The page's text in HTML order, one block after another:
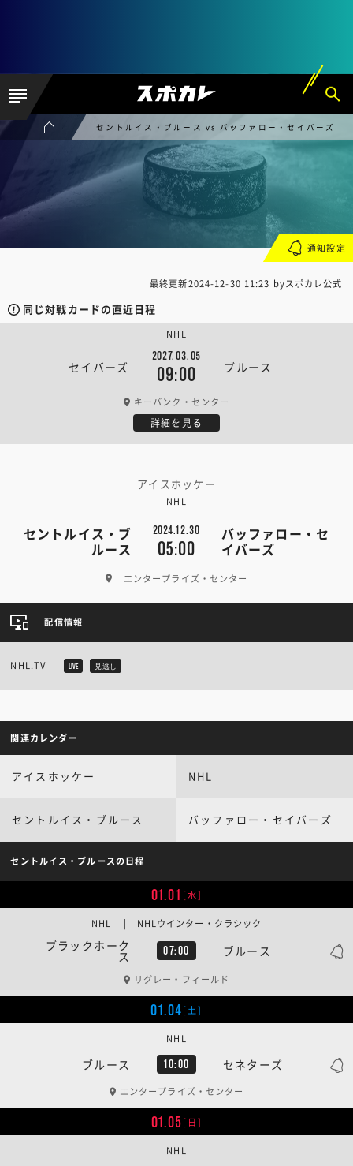
セントルイス・ブルース vs バッファロー・セイバーズ
最終更新2024-12-30 11:23 byスポカレ公式
同じ対戦カードの直近日程
セイバーズ
2027.03.05
09:00 ブルース
NHL
キーバンク・センター
詳細を見る
アイスホッケー
NHL
セントルイス・ブ
ルース
2024.12.30
05:00
バッファロー・セ
イバーズ
エンタープライズ・センター
通知設定
配信情報
NHL.TV LIVE 見逃し
関連カレンダー
アイスホッケー NHL
セントルイス・ブルース バッファロー・セイバーズ
セントルイス・ブルースの日程
01.01 [水]
ブラックホーク
ス 07:00 ブルース
NHL | NHLウインター・クラシック
リグレー・フィールド
01.04[土]
ブルース 10:00 セネターズ
NHL
エンタープライズ・センター
01.05[日]
NHL